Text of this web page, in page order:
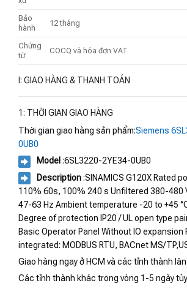
Bảo
hành
12 tháng
Chứng
từ
COCQ và hóa đơn VAT
I: GIAO HÀNG & THANH TOÁN
1: THỜI GIAN GIAO HÀNG
Thời gian giao hàng sản phẩm:Siemens
0UB0
Model :6SL3220-2YE34-0UB0
Description:SINAMICS G120X Rated
110% 60s, 100% 240 s Unfiltered 380-480
47-63 Hz Ambient temperature -20 to +45
Degree of protection IP20 / UL open type
Basic Operator Panel Without IO expansion
integrated: MODBUS RTU, BACnet MS/
Giao hàng ngay ở HCM và các tỉnh thành
Các tỉnh thành khác trong vòng 1-5 ngày